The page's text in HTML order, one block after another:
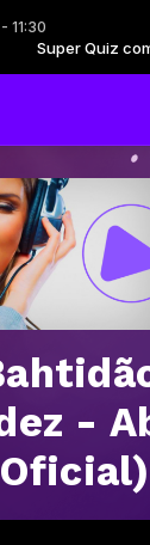
11:30
Super Quiz com
Dengue - Jingle
-